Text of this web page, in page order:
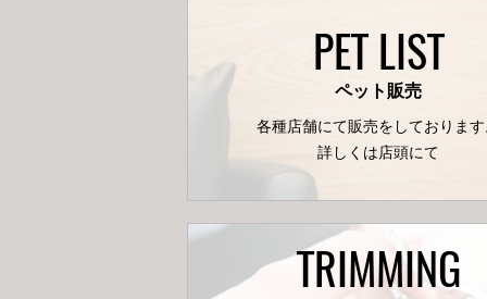
PET LIST
ペット販売
各種店舗にて販売をしておりま
詳しくは店頭にて
TRIMMING